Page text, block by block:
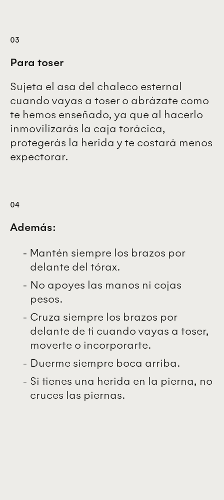
03
Para toser
Sujeta el asa del chaleco esternal
cuando vayas a toser o abrázate como
te hemos enseñado, ya que al hacerlo
inmovilizarás la caja torácica,
protegerás la herida y te costará menos
expectorar.
04
Además:
Mantén siempre los brazos por
delante del tórax.
No apoyes las manos ni cojas
pesos.
Cruza siempre los brazos por
delante de ti cuando vayas a toser,
moverte o incorporarte.
Duerme siempre boca arriba.
Si tienes una herida en la pierna, no
cruces las piernas.